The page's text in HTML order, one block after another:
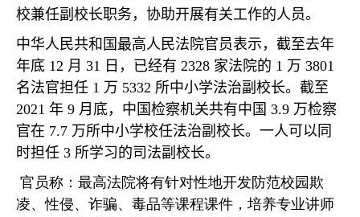
校兼任副校长职务，协助开展有关工作的人员。
中华人民共和国最高人民法院官员表示，截至去年
年底 12 月 31 日，已经有 2328 家法院的 1 万 3801
名法官担任 1 万 5332 所中小学法治副校长。截至
2021 年 9 月底，中国检察机关共有中国 3.9 万检察
官在 7.7 万所中小学校任法治副校长。一人可以同
时担任 3 所学习的司法副校长。
官员称：最高法院将有针对性地开发防范校园欺
凌、性侵、诈骗、毒品等课程课件，培养专业讲师